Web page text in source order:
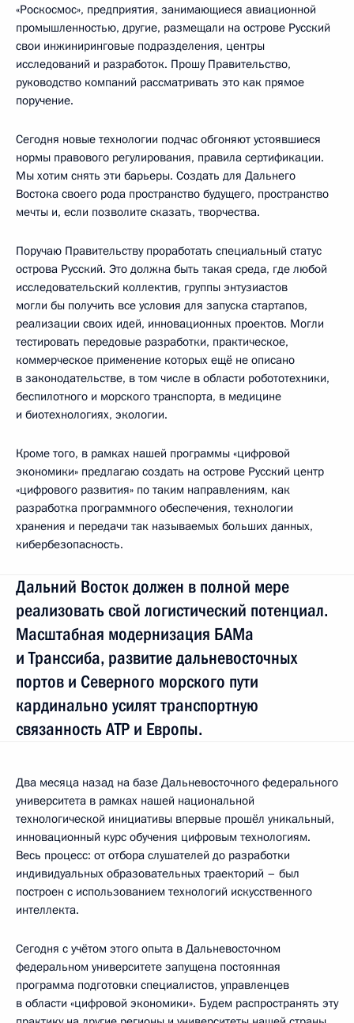
«Роскосмос», предприятия, занимающиеся авиационной
промышленностью, другие, размещали на острове Русский
свои инжиниринговые подразделения, центры
исследований и разработок. Прошу Правительство,
руководство компаний рассматривать это как прямое
поручение.
Сегодня новые технологии подчас обгоняют устоявшиеся
нормы правового регулирования, правила сертификации.
Мы хотим снять эти барьеры. Создать для Дальнего
Востока своего рода пространство будущего, пространство
мечты и, если позволите сказать, творчества.
Поручаю Правительству проработать специальный статус
острова Русский. Это должна быть такая среда, где любой
исследовательский коллектив, группы энтузиастов
могли бы получить все условия для запуска стартапов,
реализации своих идей, инновационных проектов. Могли
тестировать передовые разработки, практическое,
коммерческое применение которых ещё не описано
в законодательстве, в том числе в области робототехники,
беспилотного и морского транспорта, в медицине
и биотехнологиях, экологии.
Кроме того, в рамках нашей программы «цифровой
экономики» предлагаю создать на острове Русский центр
«цифрового развития» по таким направлениям, как
разработка программного обеспечения, технологии
хранения и передачи так называемых больших данных,
кибербезопасность.
Дальний Восток должен в полной мере
реализовать свой логистический потенциал.
Масштабная модернизация БАМа
и Транссиба, развитие дальневосточных
портов и Северного морского пути
кардинально усилят транспортную
связанность АТР и Европы.
Два месяца назад на базе Дальневосточного федерального
университета в рамках нашей национальной
технологической инициативы впервые прошёл уникальный,
инновационный курс обучения цифровым технологиям.
Весь процесс: от отбора слушателей до разработки
индивидуальных образовательных траекторий – был
построен с использованием технологий искусственного
интеллекта.
Сегодня с учётом этого опыта в Дальневосточном
федеральном университете запущена постоянная
программа подготовки специалистов, управленцев
в области «цифровой экономики». Будем распространять эту